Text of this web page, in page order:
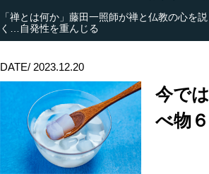
「禅とは何か」藤田一照師が禅と仏教の心を説
く…自発性を重んじる
DATE/ 2023.12.20
今で
べ物